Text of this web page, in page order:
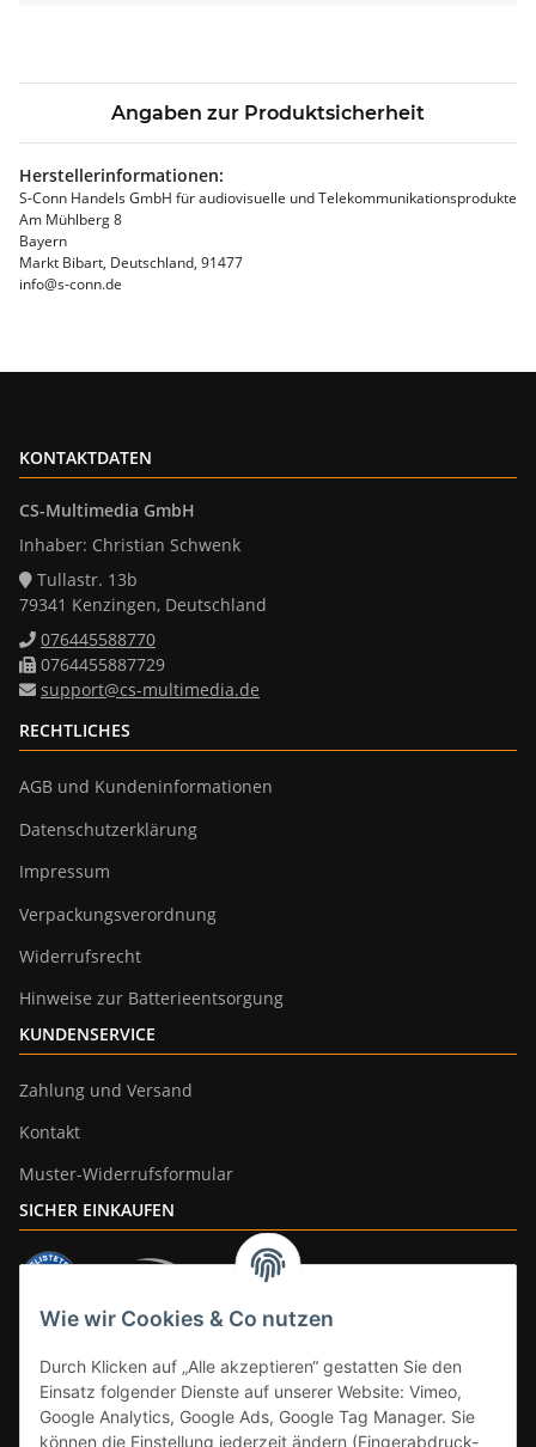
Wie wir Cookies & Co nutzen
Durch Klicken auf „Alle akzeptieren“ gestatten Sie den
Einsatz folgender Dienste auf unserer Website: Vimeo,
Google Analytics, Google Ads, Google Tag Manager. Sie
können die Einstellung jederzeit ändern (Fingerabdruck-
Angaben zur Produktsicherheit
Herstellerinformationen:
S-Conn Handels GmbH für audiovisuelle und Telekommunikationsprodukte
Am Mühlberg 8
Bayern
Markt Bibart, Deutschland, 91477
info@s-conn.de
KONTAKTDATEN
CS-Multimedia GmbH
Inhaber: Christian Schwenk
Tullastr. 13b
79341 Kenzingen, Deutschland
076445588770
0764455887729
support@cs-multimedia.de
RECHTLICHES
AGB und Kundeninformationen
Datenschutzerklärung
Impressum
Verpackungsverordnung
Widerrufsrecht
Hinweise zur Batterieentsorgung
KUNDENSERVICE
Zahlung und Versand
Kontakt
Muster-Widerrufsformular
SICHER EINKAUFEN